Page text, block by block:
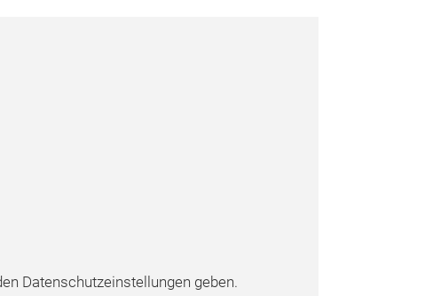
Datenschutzeinstellungen geben.